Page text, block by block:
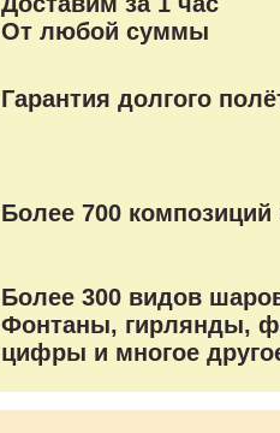
От любой суммы
Гарантия долгого
Более 700 композиций
Более 300 видов
Фонтаны, гирлянды,
цифры и многое